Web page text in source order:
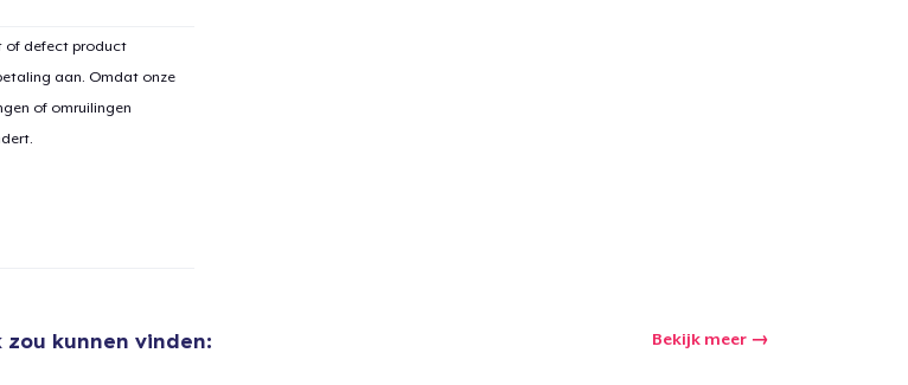
of defect product
aan. Omdat onze
of omruilingen
zou kunnen vinden: Bekijk meer